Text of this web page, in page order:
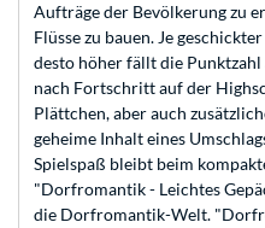
Aufträge der Bevölkerung zu
Flüsse zu bauen. Je
desto höher fällt die Punktzahl
nach Fortschritt auf der
Plättchen, aber auch
geheime Inhalt eines
Spielspaß bleibt beim
"Dorfromantik - Leichtes
die Dorfromantik-Welt.